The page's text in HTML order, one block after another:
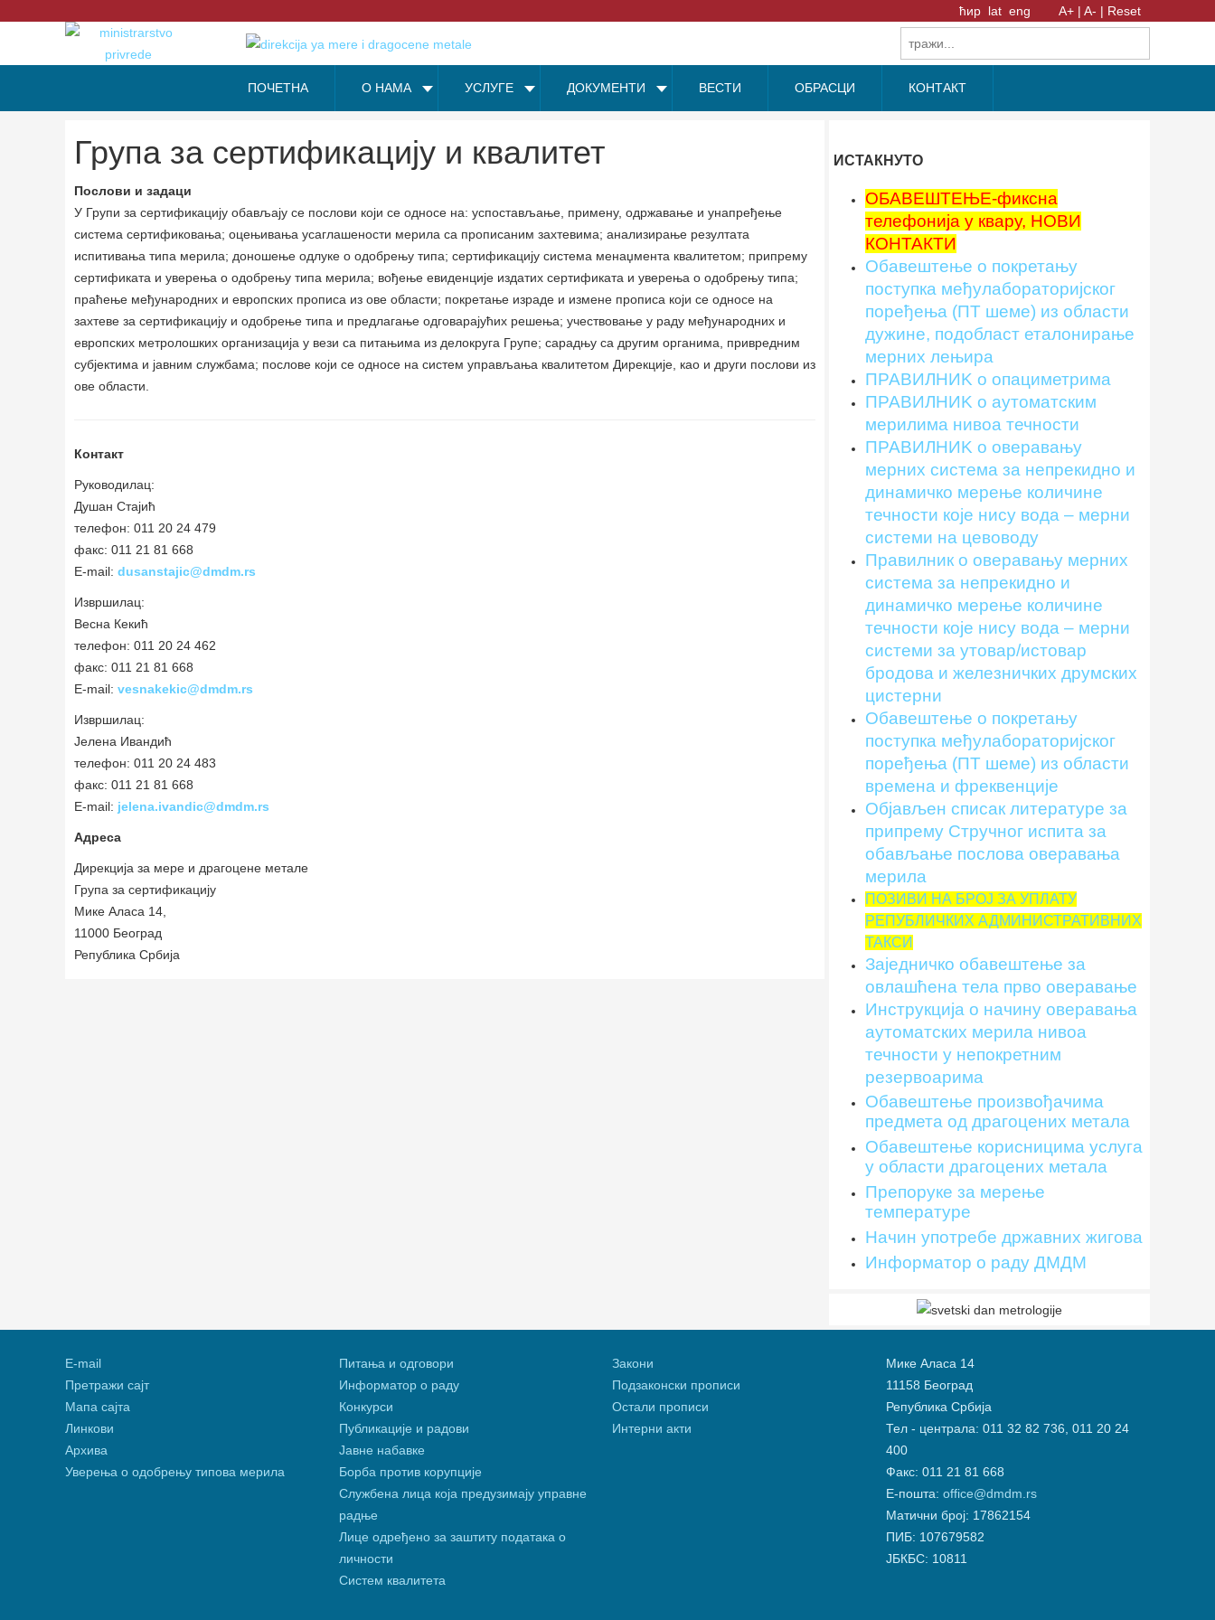
ћир lat eng A+ | A- | Reset
ПОЧЕТНА О НАМА УСЛУГЕ ДОКУМЕНТИ ВЕСТИ ОБРАСЦИ КОНТАКТ
Група за сертификацију и квалитет
Послови и задаци
У Групи за сертификацију обављају се послови који се односе на: успостављање, примену, одржавање и унапређење
система сертификовања; оцењивања усаглашености мерила са прописаним захтевима; анализирање резултата
испитивања типа мерила; доношење одлуке о одобрењу типа; сертификацију система менаџмента квалитетом; припрему
сертификата и уверења о одобрењу типа мерила; вођење евиденције издатих сертификата и уверења о одобрењу типа;
праћење међународних и европских прописа из ове области; покретање израде и измене прописа који се односе на
захтеве за сертификацију и одобрење типа и предлагање одговарајућих решења; учествовање у раду међународних и
европских метролошких организација у вези са питањима из делокруга Групе; сарадњу са другим органима, привредним
субјектима и јавним службама; послове који се односе на систем управљања квалитетом Дирекције, као и други послови из
ове области.
Контакт
Руководилац:
Душан Стајић
телефон: 011 20 24 479
факс: 011 21 81 668
E-mail: dusanstajic@dmdm.rs
Извршилац:
Весна Кекић
телефон: 011 20 24 462
факс: 011 21 81 668
E-mail: vesnakekic@dmdm.rs
Извршилац:
Јелена Ивандић
телефон: 011 20 24 483
факс: 011 21 81 668
E-mail: jelena.ivandic@dmdm.rs
Адреса
Дирекција за мере и драгоцене метале
Група за сертификацију
Мике Аласа 14,
11000 Београд
Република Србија
ИСТАКНУТО
ОБАВЕШТЕЊЕ-фиксна
телефонија у квару, НОВИ
КОНТАКТИ
Обавештење о покретању
поступка међулабораторијског
поређења (ПТ шеме) из области
дужине, подобласт еталонирање
мерних лењира
ПРАВИЛНИK о опациметрима
ПРАВИЛНИK о аутоматским
мерилима нивоа течности
ПРАВИЛНИK о оверавању
мерних система за непрекидно и
динамичко мерење количине
течности које нису вода – мерни
системи на цевоводу
Правилник о оверавању мерних
система за непрекидно и
динамичко мерење количине
течности које нису вода – мерни
системи за утовар/истовар
бродова и железничких друмских
цистерни
Обавештење о покретању
поступка међулабораторијскoг
поређења (ПT шеме) из области
времена и фреквенције
Објављен списак литературе за
припрему Стручног испита за
обављање послова оверавања
мерила
ПОЗИВИ НА БРОЈ ЗА УПЛАТУ
РЕПУБЛИЧКИХ АДМИНИСТРАТИВНИХ
ТАКСИ
Заједничко обавештење за
овлашћена тела прво оверавање
Инструкцијa о начину оверавања
аутоматских мерила нивоа
течности у непокретним
резервоарима
Обавештење произвођачима
предмета од драгоцених метала
Обавештење корисницима услуга
у области драгоцених метала
Препоруке за мерење
температуре
Начин употребе државних жигова
Информатор о раду ДМДМ
Е-mail
Претражи сајт
Мапа сајта
Линкови
Архива
Уверења о одобрењу типова мерила
Питања и одговори
Информатор о раду
Конкурси
Публикације и радови
Јавне набавке
Борба против корупције
Службена лица која предузимају управне
радње
Лице одређено за заштиту података о
личности
Систем квалитета
Закони
Подзаконски прописи
Остали прописи
Интерни акти
Мике Аласа 14
11158 Београд
Република Србија
Тел - централа: 011 32 82 736, 011 20 24
400
Факс: 011 21 81 668
Е-пошта: office@dmdm.rs
Матични број: 17862154
ПИБ: 107679582
ЈБКБС: 10811